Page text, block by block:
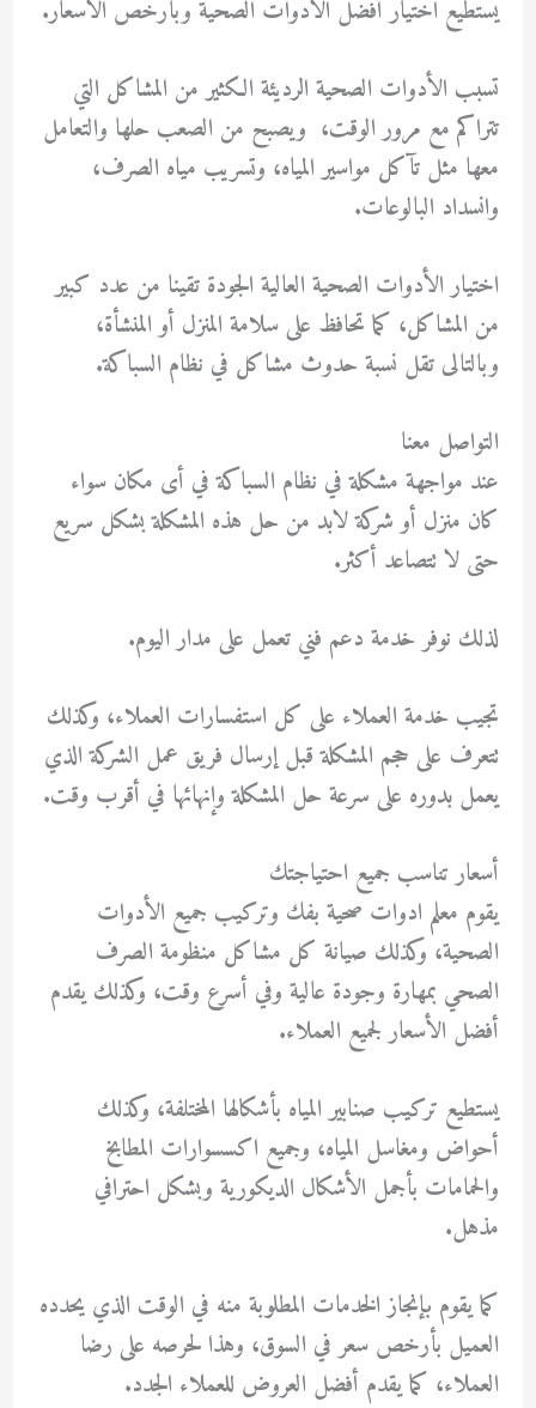
يستطيع اختيار أفضل الأدوات الصحية وبأرخص الأسعار.
تسبب الأدوات الصحية الرديئة الكثير من المشاكل التي
تتراكم مع مرور الوقت، ويصبح من الصعب حلها والتعامل
معها مثل تآكل مواسير المياه، وتسريب مياه الصرف،
وانسداد البالوعات.
اختيار الأدوات الصحية العالية الجودة تقينا من عدد كبير
من المشاكل، كما تحافظ على سلامة المنزل أو المنشأة،
وبالتالى تقل نسبة حدوث مشاكل في نظام السباكة.
التواصل معنا
عند مواجهة مشكلة في نظام السباكة في أى مكان سواء
كان منزل أو شركة لابد من حل هذه المشكلة بشكل سريع
حتى لا تتصاعد أكثر.
لذلك نوفر خدمة دعم فني تعمل على مدار اليوم.
تجيب خدمة العملاء على كل استفسارات العملاء، وكذلك
تتعرف على حجم المشكلة قبل إرسال فريق عمل الشركة الذي
يعمل بدوره على سرعة حل المشكلة وإنهائها في أقرب وقت.
أسعار تناسب جميع احتياجتك
يقوم معلم ادوات صحيةبفك وتركيب جميع الأدوات
الصحية، وكذلك صيانة كل مشاكل منظومة الصرف
الصحي بمهارة وجودة عالية وفي أسرع وقت، وكذلك يقدم
أفضل الأسعار لجميع العملاء.
يستطيع تركيب صنابير المياه بأشكالها المختلفة، وكذلك
أحواض ومغاسل المياه، وجميع اكسسوارات المطابخ
والحمامات بأجمل الأشكال الديكورية وبشكل احترافي
مذهل.
كما يقوم بإنجاز الخدمات المطلوبة منه في الوقت الذي يحدده
العميل بأرخص سعر في السوق، وهذا لحرصه على رضا
العملاء، كما يقدم أفضل العروض للعملاء الجدد.